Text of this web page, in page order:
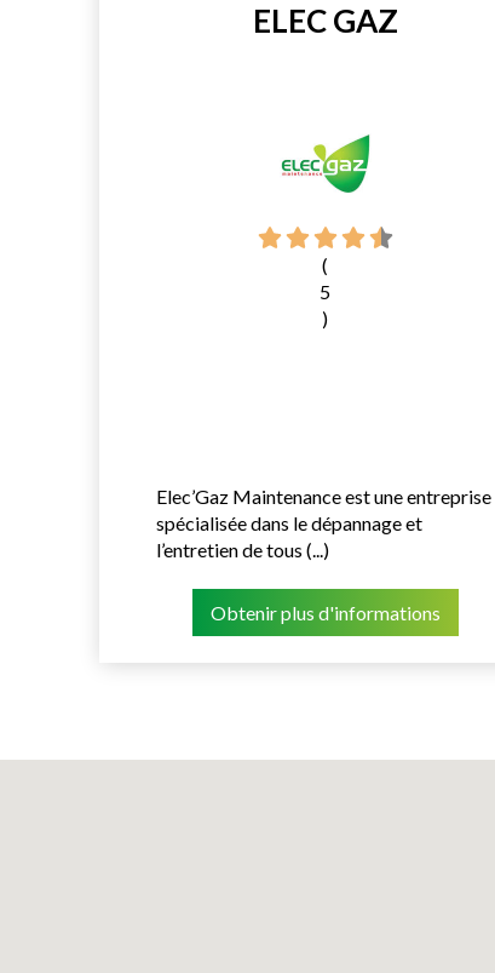
ELEC GAZ
(
5
)
Elec’Gaz Maintenance est une entreprise
spécialisée dans le dépannage et
l’entretien de tous (...)
Obtenir plus d'informations